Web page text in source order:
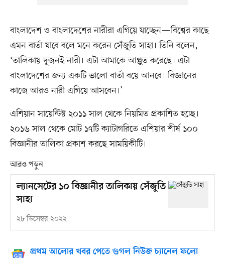
বাংলাদেশ ও বাংলাদেশের নারীরা এগিয়ে যাচ্ছেন—বিশ্বের কাছে
এমন বার্তা যাবে বলে মনে করেন সেঁজুতি সাহা। তিনি বলেন,
‘তালিকায় দুজনই নারী। এটা আমাকে আপ্লুত করেছে। এটা
বাংলাদেশের জন্য একটি ভালো বার্তা বয়ে আনবে। বিজ্ঞানের
কাজে আরও নারী এগিয়ে আসবেন।’
এশিয়ান সায়েন্টিস্ট ২০১১ সাল থেকে নিয়মিত প্রকাশিত হচ্ছে।
২০১৬ সাল থেকে মোট ১৭টি ক্যাটাগরিতে এশিয়ার শীর্ষ ১০০
বিজ্ঞানীর তালিকা প্রকাশ করছে সাময়িকীটি।
আরও পড়ুন
ল্যানসেটের ১০ বিজ্ঞানীর তালিকায় সেঁজুতি
সাহা
২৮ ডিসেম্বর ২০২২
প্রথম আলোর খবর পেতে গুগল নিউজ চ্যানেল ফলো